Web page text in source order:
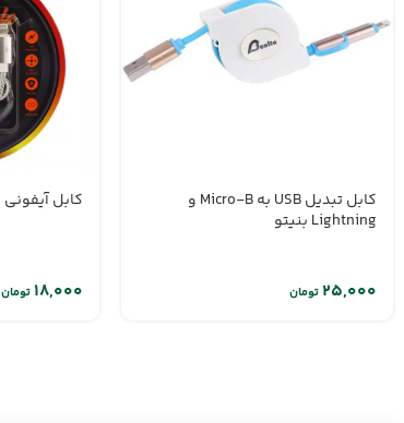
کابل تبدیل USB به Micro-B و
Lightning بنیتو
تومان
کابل آیفونی GF-22 GFUZ
تومان